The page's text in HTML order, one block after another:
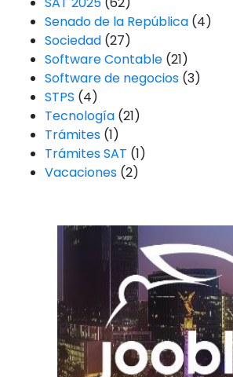
Senado de la República(4)
Sociedad(27)
Software Contable(21)
Software de negocios(3)
STPS (4)
Tecnología(21)
Trámites(1)
Trámites SAT (1)
Vacaciones(2)